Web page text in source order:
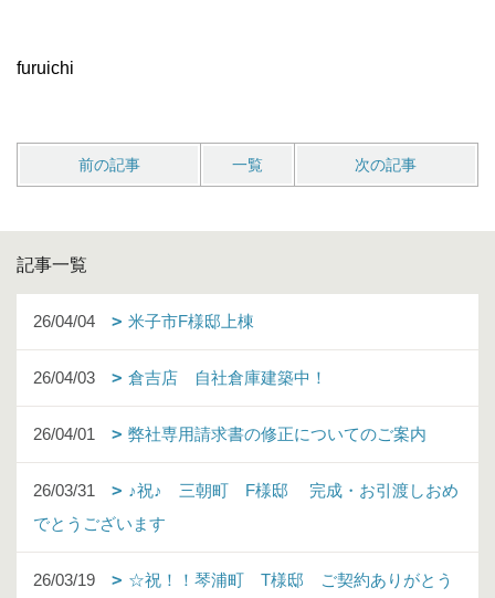
furuichi
前の記事 一覧 次の記事
記事一覧
26/04/04 米子市F様邸上棟
26/04/03 倉吉店 自社倉庫建築中！
26/04/01 弊社専用請求書の修正についてのご案内
26/03/31
♪祝♪ 三朝町 F様邸 完成・お引渡しおめ
でとうございます
26/03/19
☆祝！！琴浦町 T様邸 ご契約ありがとう